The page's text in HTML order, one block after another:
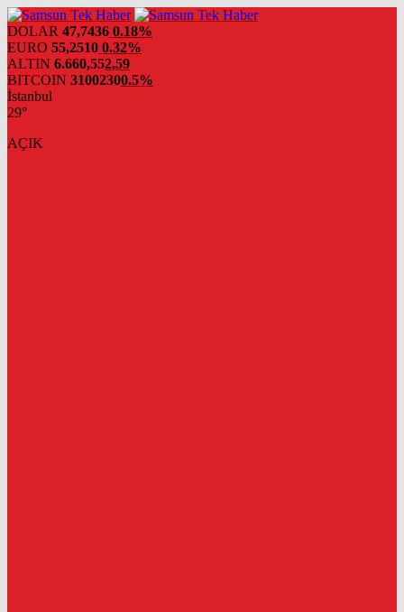
DOLAR 47,7436 0.18%
EURO 55,2510 0.32%
ALTIN 6.660,552,59
BITCOIN 31002300.5%
İstanbul
29°
AÇIK